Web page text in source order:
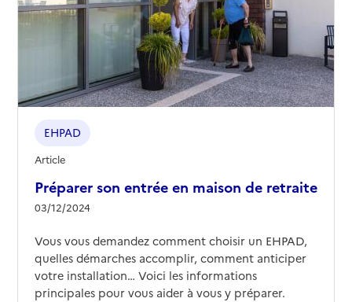
Préparer son entrée en maison de retraite
03/12/2024
EHPAD
Article
Vous vous demandez comment choisir un EHPAD,
quelles démarches accomplir, comment anticiper
votre installation… Voici les informations
principales pour vous aider à vous y préparer.